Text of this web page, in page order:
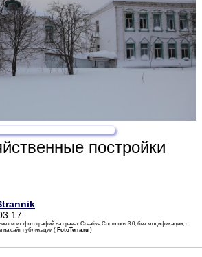
постройки
своих фотографий на правах Creative Commons 3.0, без модификации, с
на сайт публикации ( FotoTerra.ru )